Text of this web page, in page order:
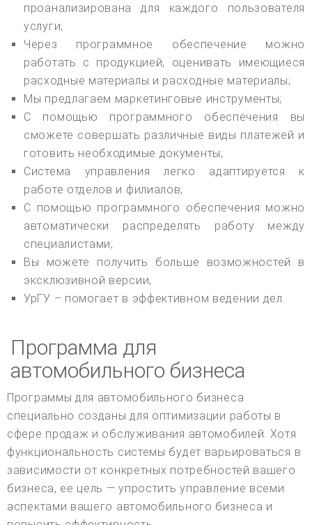
проанализирована для каждого пользователя
услуги;
Через программное обеспечение можно
работать с продукцией, оценивать имеющиеся
расходные материалы и расходные материалы;
Мы предлагаем маркетинговые инструменты;
С помощью программного обеспечения вы
сможете совершать различные виды платежей и
готовить необходимые документы;
Система управления легко адаптируется к
работе отделов и филиалов;
С помощью программного обеспечения можно
автоматически распределять работу между
специалистами;
Вы можете получить больше возможностей в
эксклюзивной версии;
УрГУ – помогает в эффективном ведении дел.
Программа для
автомобильного бизнеса
Программы для автомобильного бизнеса
специально созданы для оптимизации работы в
сфере продаж и обслуживания автомобилей. Хотя
функциональность системы будет варьироваться в
зависимости от конкретных потребностей вашего
бизнеса, ее цель — упростить управление всеми
аспектами вашего автомобильного бизнеса и